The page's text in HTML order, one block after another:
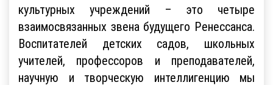
культурных учреждений – это четыре
взаимосвязанных звена будущего Ренессанса.
Воспитателей детских садов, школьных
учителей, профессоров и преподавателей,
научную и творческую интеллигенцию мы